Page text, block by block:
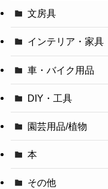
文房具
インテリア・家具
車・バイク用品
DIY・工具
園芸用品/植物
本
その他